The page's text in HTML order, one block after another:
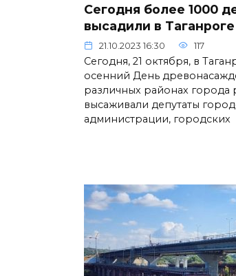
Сегодня более 1000
высадили в Таганроге
21.10.2023 16:30 117
Сегодня, 21 октября, в
осенний День
различных районах города
высаживали депутаты
администрации, городских